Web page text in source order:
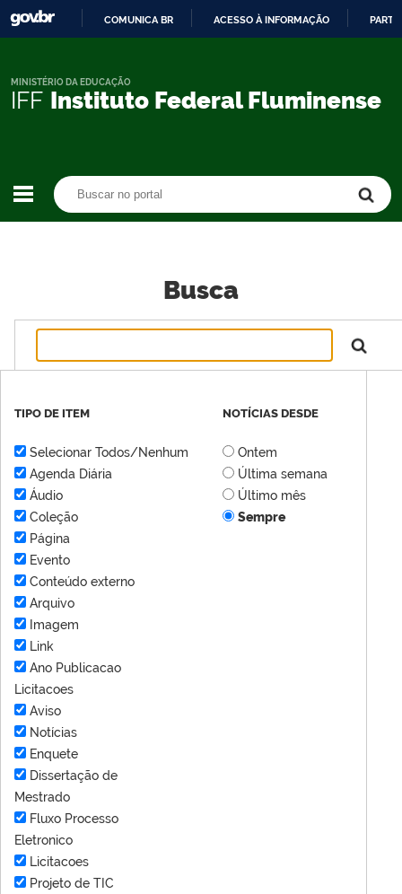
CONTEÚDO
COMUNICA BR ACESSO À INFORMAÇÃO
IFF Instituto Federal Fluminense
MINISTÉRIO DA EDUCAÇÃO
Busca
TIPO DE ITEM
Selecionar Todos/Nenhum
Agenda Diária
Áudio
Coleção
Página
Evento
Conteúdo externo
Arquivo
Imagem
Link
Ano Publicacao
Licitacoes
Aviso
Notícias
Enquete
Dissertação de
Mestrado
Fluxo Processo
Eletronico
Licitacoes
Projeto de TIC
NOTÍCIAS DESDE
Ontem
Última semana
Último mês
Sempre